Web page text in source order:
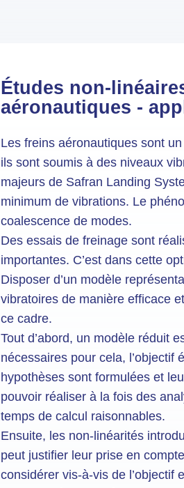
Études non-
aéronautiques -
Les freins aéronautiques sont
ils sont soumis à des niveaux
majeurs de Safran Landing
minimum de vibrations. Le
coalescence de modes.
Des essais de freinage sont
importantes. C’est dans cette
Disposer d’un modèle
vibratoires de manière efficace
ce cadre.
Tout d’abord, un modèle réduit
nécessaires pour cela, l’objectif
hypothèses sont formulées et
pouvoir réaliser à la fois des
temps de calcul raisonnables.
Ensuite, les non-linéarités
peut justifier leur prise en
considérer vis-à-vis de l’objectif